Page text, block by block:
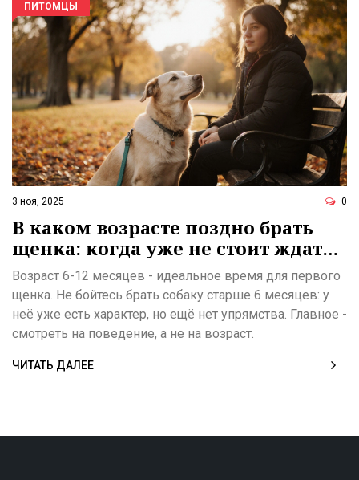
ПИТОМЦЫ
3 ноя, 2025 0
В каком возрасте поздно брать
щенка: когда уже не стоит ждать
идеального варианта
Возраст 6-12 месяцев - идеальное время для первого
щенка. Не бойтесь брать собаку старше 6 месяцев: у
неё уже есть характер, но ещё нет упрямства. Главное -
смотреть на поведение, а не на возраст.
ЧИТАТЬ ДАЛЕЕ